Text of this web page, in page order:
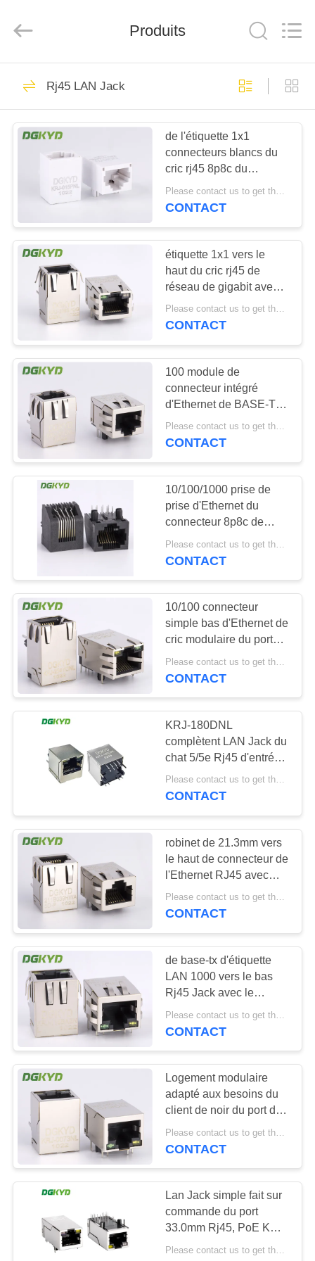
MAISON
PRODUITS
SHOW
AU
SUJET
NOUS
VISITE
D'USINE
CONTRÔLE
QUALITÉ
CONTACTEZ-
NOUS
UNE
CITATION
SITEMAP
POLITIQUE
MATIÈRE
DE
LA
PRIVÉE
Technology
Co.,ltd.
connecteur de
l'Ethernet rj45
connecteur protégé
par rj45
67
Connecteurs
multiples du port
RJ45
Port RJ45 simple
127
connecteur de cat6
rj45
cric rj11
46
RJ45 avec le
transformateur
RJ45 SMD
39
Produits
Rj45 LAN Jack
de l'étiquette 1x1
connecteurs blancs du
cric rj45 8p8c du
transformateur RJ45
vers le bas sans protégé
Please contact us to get the latest price. MOQ:1 morceau
CONTACT
étiquette 1x1 vers le
haut du cric rj45 de
réseau de gigabit avec
le
transformateur/magnetics
Please contact us to get the latest price. MOQ:1 morceau
CONTACT
100 module de
connecteur intégré
d'Ethernet de BASE-TX
Lan Filter Rj 45
Please contact us to get the latest price. MOQ:1 morceau
CONTACT
10/100/1000 prise de
prise d'Ethernet du
connecteur 8p8c de
réseau de la base-TX
RJ45
CONTACT
10/100 connecteur
simple bas d'Ethernet de
cric modulaire du port
6P8C RJ45 avec le filtre
de LAN
Please contact us to get the latest price. MOQ:1 morceau
CONTACT
KRJ-180DNL
complètent LAN Jack du
chat 5/5e Rj45 d'entrée
avec le magnetics
interne, la taille
Please contact us to get the latest price. MOQ:1 morceau
CONTACT
robinet de 21.3mm vers
le haut de connecteur de
l'Ethernet RJ45 avec
10/100BaseTransformer,
cric de LAN de PoE
Please contact us to get the latest price. MOQ:1 morceau
CONTACT
de base-tx d'étiquette
LAN 1000 vers le bas
Rj45 Jack avec le
transformateur
magnétique
CONTACT
Logement modulaire
adapté aux besoins du
client de noir du port de
réseau rj45 de prise du
transformateur
Please contact us to get the latest price. MOQ:1 morceau
CONTACT
Lan Jack simple fait sur
commande du port
33.0mm Rj45, PoE KRJ-
339PWNL micro du
Please contact us to get the latest price. MOQ:1 pièce